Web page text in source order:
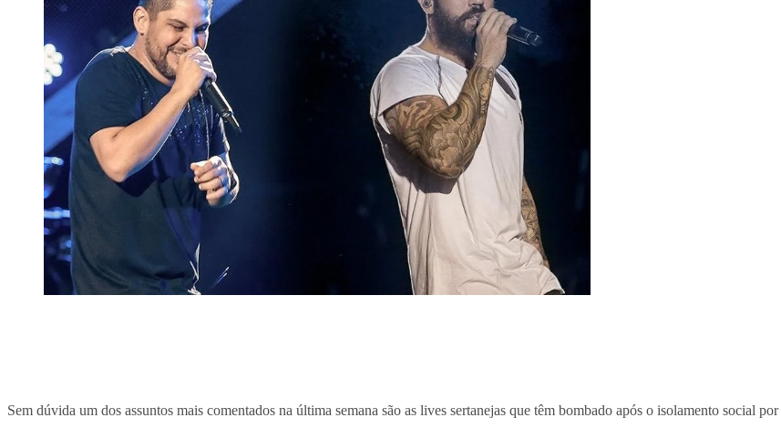
Sem dúvida um dos assuntos mais comentados na última semana são as lives sertanejas que têm bombado após o isolamento social